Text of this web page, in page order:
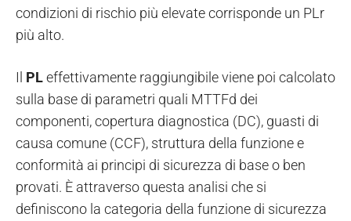
condizioni di rischio più elevate corrisponde un PLr
più alto.
Il PLeffettivamente raggiungibile viene poi calcolato
sulla base di parametri quali MTTFd dei
componenti, copertura diagnostica (DC), guasti di
causa comune (CCF), struttura della funzione e
conformità ai principi di sicurezza di base o ben
provati. È attraverso questa analisi che si
definiscono la categoria della funzione di sicurezza